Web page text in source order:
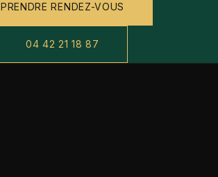
PRENDRE RENDEZ-VOUS
04 42 21 18 87